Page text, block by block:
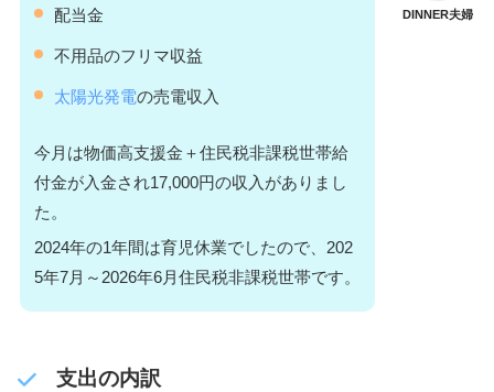
DINNER夫婦
配当金
不用品のフリマ収益
太陽光発電の売電収入
今月は物価高支援金＋住民税非課税世帯給
付金が入金され17,000円の収入がありまし
た。
2024年の1年間は育児休業でしたので、202
5年7月～2026年6月住民税非課税世帯です。
支出の内訳